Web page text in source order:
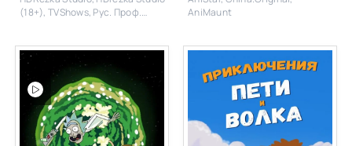
(18+), TVShows, Рус. Проф.
AniMaunt